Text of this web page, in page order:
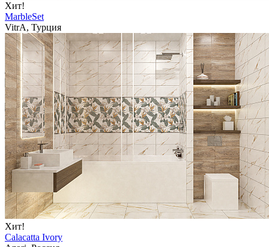
Хит!
MarbleSet
VitrA, Турция
Хит!
Calacatta Ivory